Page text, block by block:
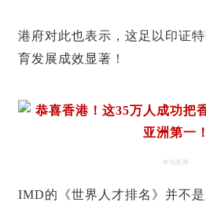
港府对此也表示，这足以印证
育发展成效显著！
©包图网
IMD的《世界人才排名》 并不